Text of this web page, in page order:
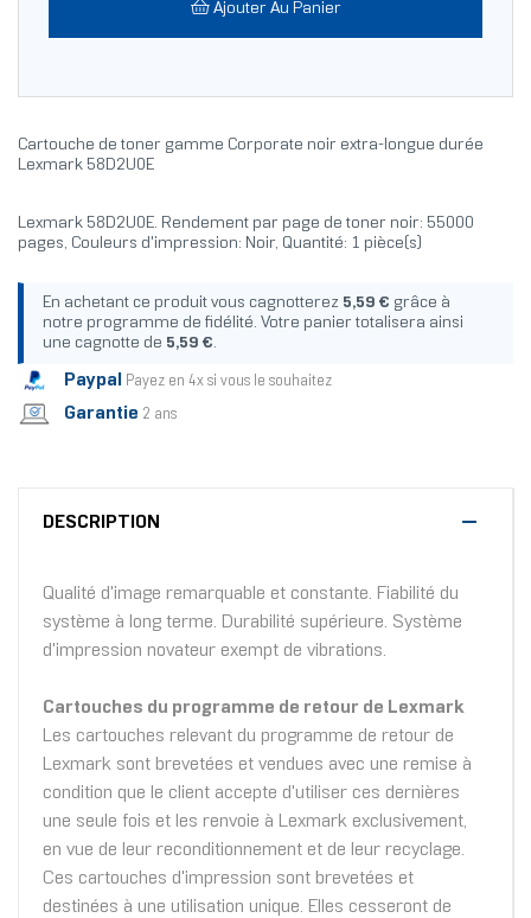
Ajouter Au Panier
Cartouche de toner gamme Corporate noir extra-longue durée
Lexmark 58D2U0E
Lexmark 58D2U0E. Rendement par page de toner noir: 55000
pages, Couleurs d'impression: Noir, Quantité: 1 pièce(s)
En achetant ce produit vous cagnotterez 5,59 € grâce à
notre programme de fidélité. Votre panier totalisera ainsi
une cagnotte de 5,59 €.
Paypal Payez en 4x si vous le souhaitez
Garantie 2 ans
DESCRIPTION
Qualité d'image remarquable et constante. Fiabilité du
système à long terme. Durabilité supérieure. Système
d'impression novateur exempt de vibrations.
Cartouches du programme de retour de Lexmark
Les cartouches relevant du programme de retour de
Lexmark sont brevetées et vendues avec une remise à
condition que le client accepte d'utiliser ces dernières
une seule fois et les renvoie à Lexmark exclusivement,
en vue de leur reconditionnement et de leur recyclage.
Ces cartouches d'impression sont brevetées et
destinées à une utilisation unique. Elles cesseront de